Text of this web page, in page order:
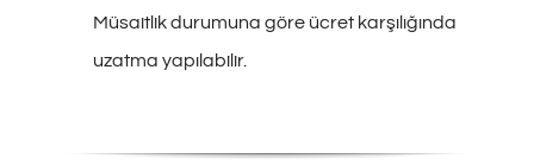
Müsaitlik durumuna göre ücret karşılığında
uzatma yapılabilir.